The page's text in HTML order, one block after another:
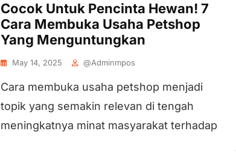
Cocok Untuk Pencinta Hewan! 7
Cara Membuka Usaha Petshop
Yang Menguntungkan
May 14, 2025 @adminmpos
Cara membuka usaha petshop menjadi
topik yang semakin relevan di tengah
meningkatnya minat masyarakat terhadap